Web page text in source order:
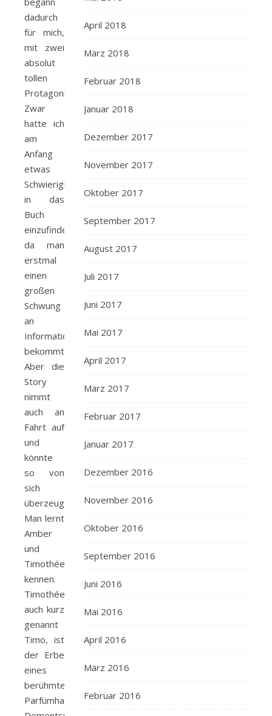
dadurch
für mich,
mit zwei
absolut
tollen
Protagonisten.
Zwar
hatte ich
am
Anfang
etwas
Schwierigkeiten
in das
Buch
einzufinden,
da man
erstmal
einen
großen
Schwung
an
Informationen
bekommt.
Aber die
Story
nimmt
auch an
Fahrt auf
und
könnte
so von
sich
überzeugen.
Man lernt
Amber
und
Timothée
kennen.
Timothée,
auch kurz
genannt
Timo, ist
der Erbe
eines
berühmten
Parfümhauses.
April 2018
März 2018
Februar 2018
Januar 2018
Dezember 2017
November 2017
Oktober 2017
September 2017
August 2017
Juli 2017
Juni 2017
Mai 2017
April 2017
März 2017
Februar 2017
Januar 2017
Dezember 2016
November 2016
Oktober 2016
September 2016
Juni 2016
Mai 2016
April 2016
März 2016
Februar 2016